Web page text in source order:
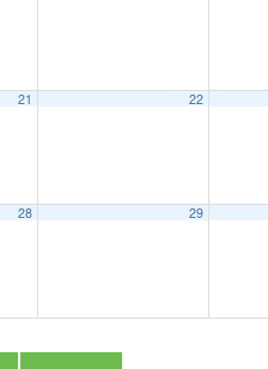
21 22
28 29